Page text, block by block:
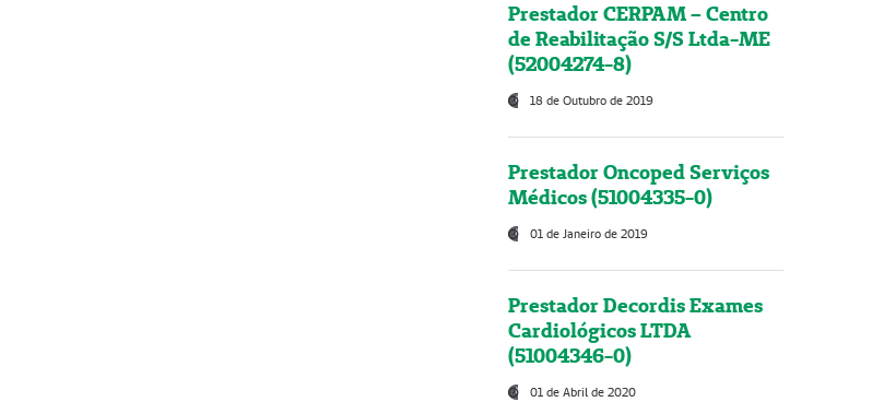
Prestador CERPAM – Centro
de Reabilitação S/S Ltda-ME
(52004274-8)
18 de Outubro de 2019
Prestador Oncoped Serviços
Médicos (51004335-0)
01 de Janeiro de 2019
Prestador Decordis Exames
Cardiológicos LTDA
(51004346-0)
01 de Abril de 2020